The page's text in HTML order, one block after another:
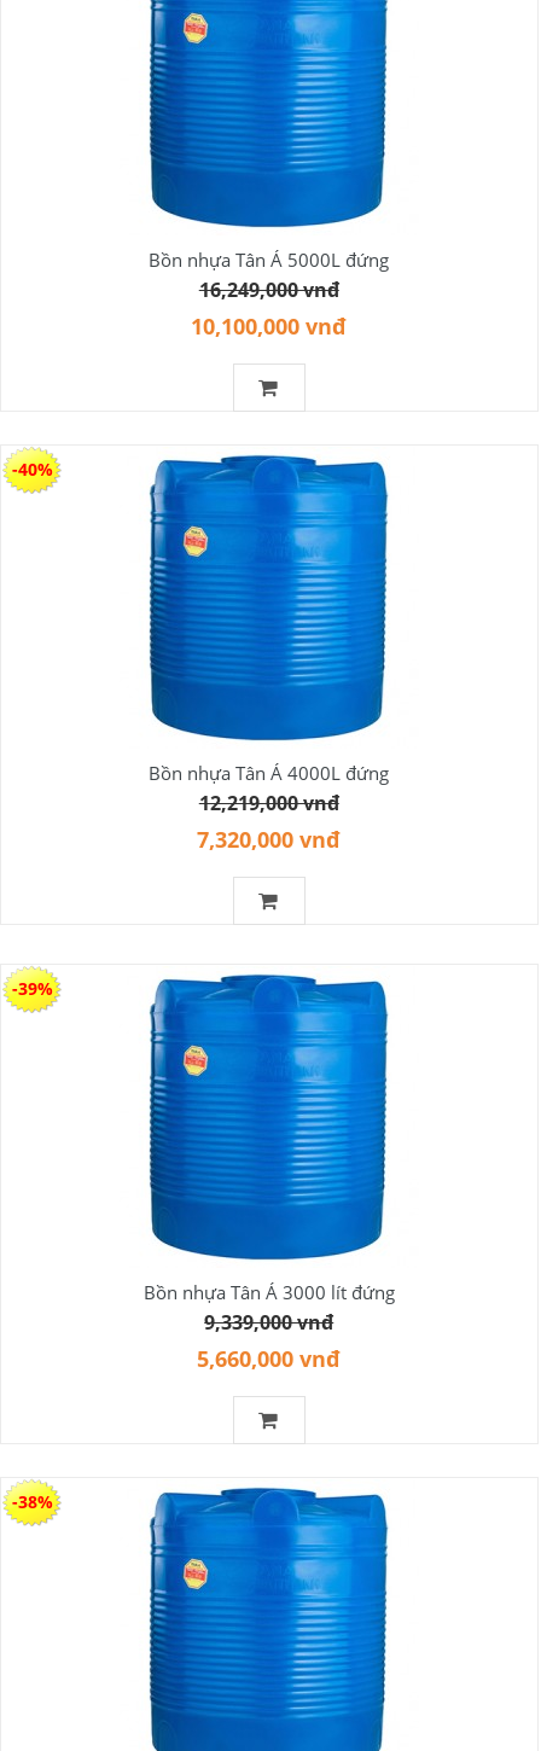
Bồn nhựa Tân Á 5000L đứng
16,249,000 vnđ
10,100,000 vnđ
Bồn nhựa Tân Á 4000L đứng
12,219,000 vnđ
7,320,000 vnđ
-40%
Bồn nhựa Tân Á 3000 lít đứng
9,339,000 vnđ
5,660,000 vnđ
-39%
-38%